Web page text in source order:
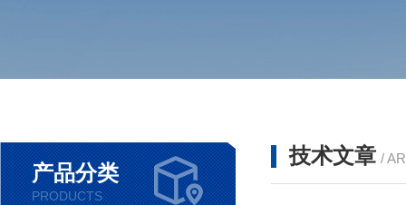
产品分类
PRODUCTS
技术文章 /